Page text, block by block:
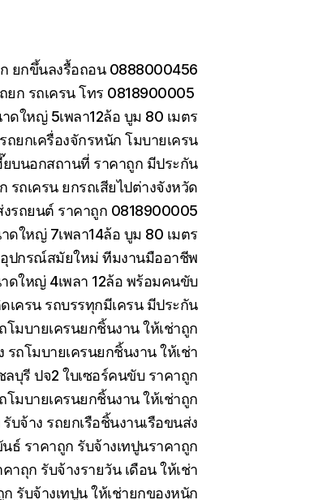
ยกขึ้นลงรื้อถอน 0888000456
ยก รถเครน โทร 0818900005
ดใหญ่ 5เพลา12ล้อ บูม 80 เมตร
ถยกเครื่องจักรหนัก โมบายเครน
ยบนอกสถานที่ ราคาถูก มีประกัน
รถเครน ยกรถเสียไปต่างจังหวัด
งรถยนต์ ราคาถูก 0818900005
ดใหญ่ 7เพลา14ล้อ บูม 80 เมตร
ปกรณ์สมัยใหม่ ทีมงานมืออาชีพ
ดใหญ่ 4เพลา 12ล้อ พร้อมคนขับ
เครน รถบรรทุกมีเครน มีประกัน
โมบายเครนยกชิ้นงาน ให้เช่าถูก
รถโมบายเครนยกชิ้นงาน ให้เช่า
บุรี ปจ2 ใบเซอร์คนขับ ราคาถูก
มบายเครนยกชิ้นงาน ให้เช่าถูก
บจ้าง รถยกเรือชิ้นงานเรือขนส่ง
ธ์ ราคาถูก รับจ้างเทปูนราคาถูก
าถุก รับจ้างรายวัน เดือน ให้เช่า
รับจ้างเทปูน ให้เช่ายกของหนัก